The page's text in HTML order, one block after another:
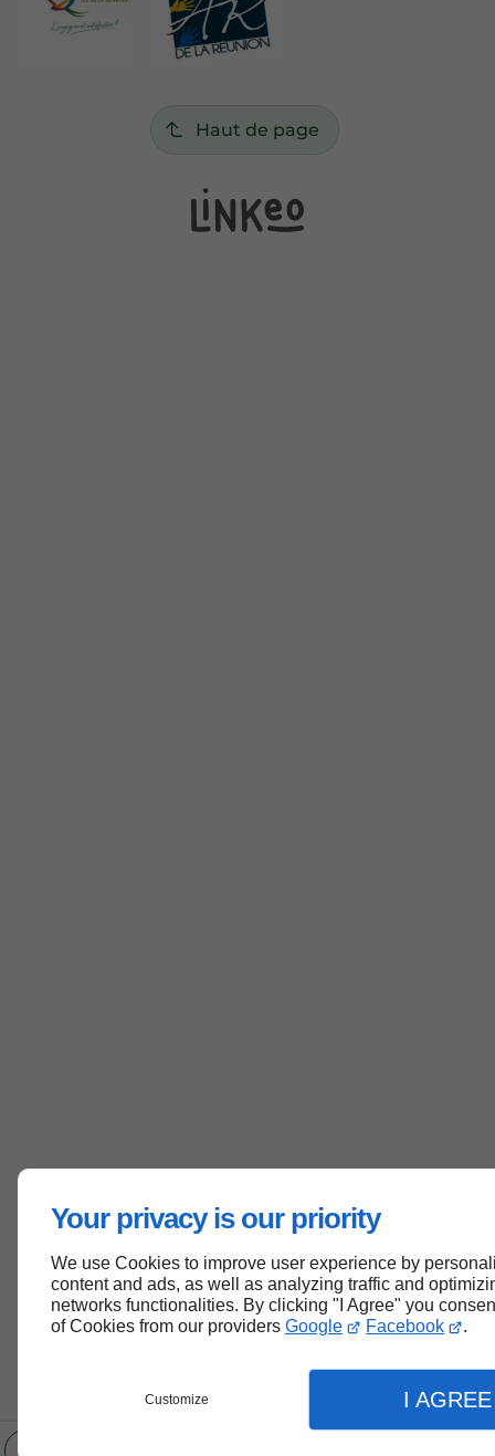
Your privacy is our priority
We use Cookies to improve user experience by
content and ads, as well as analyzing traffic and
networks functionalities. By clicking "I Agree" you
of Cookies from our providers Google Facebook .
Customize I AGREE
Haut de page